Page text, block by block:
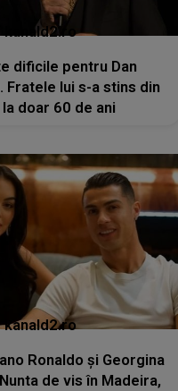
kanald2.ro
dificile pentru Dan
Fratele lui s-a stins din
doar 60 de ani
kanald2.ro
Ronaldo și Georgina
de vis în Madeira,